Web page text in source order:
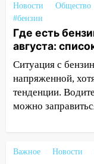
14:26
по улице
14:23 67%
передумать
повысят
14:01
более 4,6
Новости Общество
#бензин
Где есть
августа:
Ситуация с
напряженной,
тенденции.
можно
Важное Новости